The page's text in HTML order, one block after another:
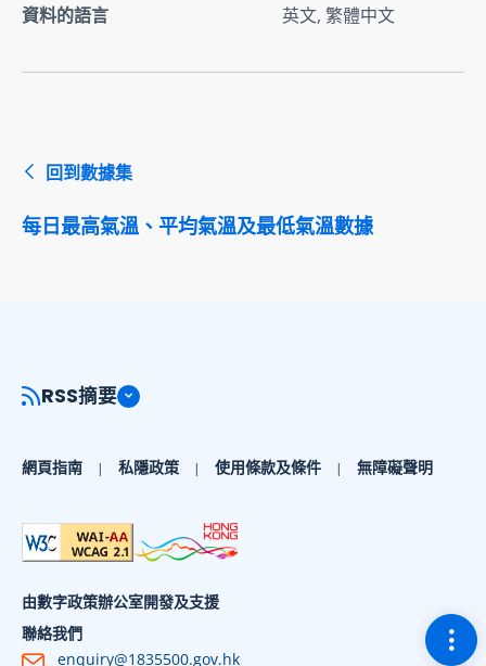
資料的語言
英文, 繁體中文
回到數據集
每日最高氣溫、平均氣溫及最低氣溫數據
切
RSS摘要
網頁指南 私隱政策 使用條款及條件 無障礙聲明
由數字政策辦公室開發及支援
聯絡我們
enquiry@1835500.gov.hk